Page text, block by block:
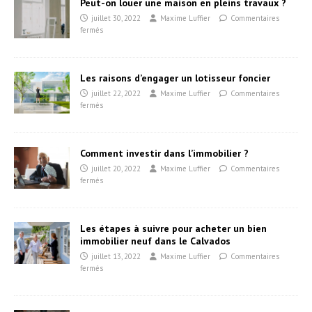
Peut-on louer une maison en pleins travaux ?
juillet 30, 2022 Maxime Luffier
Commentaires
fermés
Les raisons d’engager un lotisseur foncier
juillet 22, 2022 Maxime Luffier
Commentaires
fermés
Comment investir dans l’immobilier ?
juillet 20, 2022 Maxime Luffier
Commentaires
fermés
Les étapes à suivre pour acheter un bien
immobilier neuf dans le Calvados
juillet 13, 2022 Maxime Luffier
Commentaires
fermés